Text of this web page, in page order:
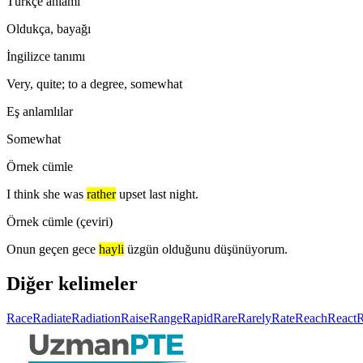
Oldukça, bayağı
İngilizce tanımı
Very, quite; to a degree, somewhat
Eş anlamlılar
Somewhat
Örnek cümle
I think she was rather upset last night.
Örnek cümle (çeviri)
Onun geçen gece hayli üzgün olduğunu düşünüyorum.
Diğer kelimeler
RaceRadiateRadiationRaiseRangeRapidRareRarelyRateReachReact